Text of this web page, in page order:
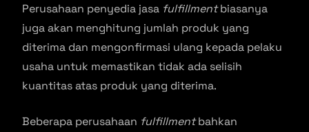
Perusahaan penyedia jasa fulfillmentbiasanya
juga akan menghitung jumlah produk yang
diterima dan mengonfirmasi ulang kepada pelaku
usaha untuk memastikan tidak ada selisih
kuantitas atas produk yang diterima.
Beberapa perusahaan fulfillmentbahkan